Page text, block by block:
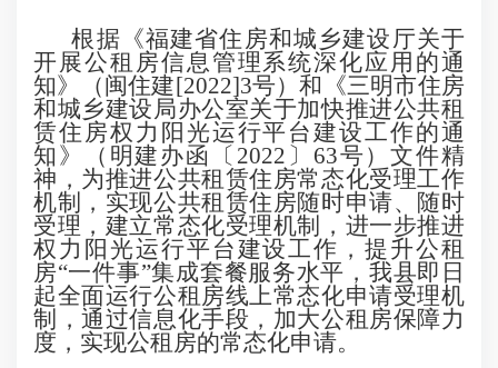
根据《福建省住房和城乡建设厅关于
开展公租房信息管理系统深化应用的通
知》（闽住建[2022]3号）和《三明市住房
和城乡建设局办公室关于加快推进公共租
赁住房权力阳光运行平台建设工作的通
知》（明建办函〔2022〕63号）文件精
神，为推进公共租赁住房常态化受理工作
机制，实现公共租赁住房随时申请、随时
受理，建立常态化受理机制，进一步推进
权力阳光运行平台建设工作，提升公租
房“一件事”集成套餐服务水平，我县即日
起全面运行公租房线上常态化申请受理机
制，通过信息化手段，加大公租房保障力
度，实现公租房的常态化申请。